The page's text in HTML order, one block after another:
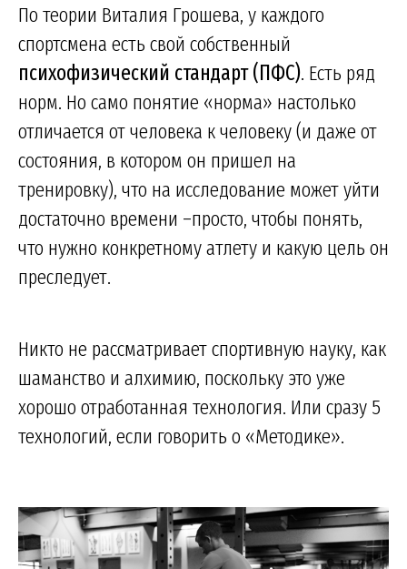
По теории Виталия Грошева, у каждого
спортсмена есть свой собственный
психофизический стандарт (ПФС). Есть ряд
норм. Но само понятие «норма» настолько
отличается от человека к человеку (и даже от
состояния, в котором он пришел на
тренировку), что на исследование может уйти
достаточно времени –просто, чтобы понять,
что нужно конкретному атлету и какую цель он
преследует.
Никто не рассматривает спортивную науку, как
шаманство и алхимию, поскольку это уже
хорошо отработанная технология. Или сразу 5
технологий, если говорить о «Методике».